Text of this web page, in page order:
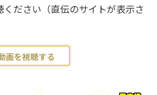
ださい（直伝のサイトが表示さ
画を視聴する